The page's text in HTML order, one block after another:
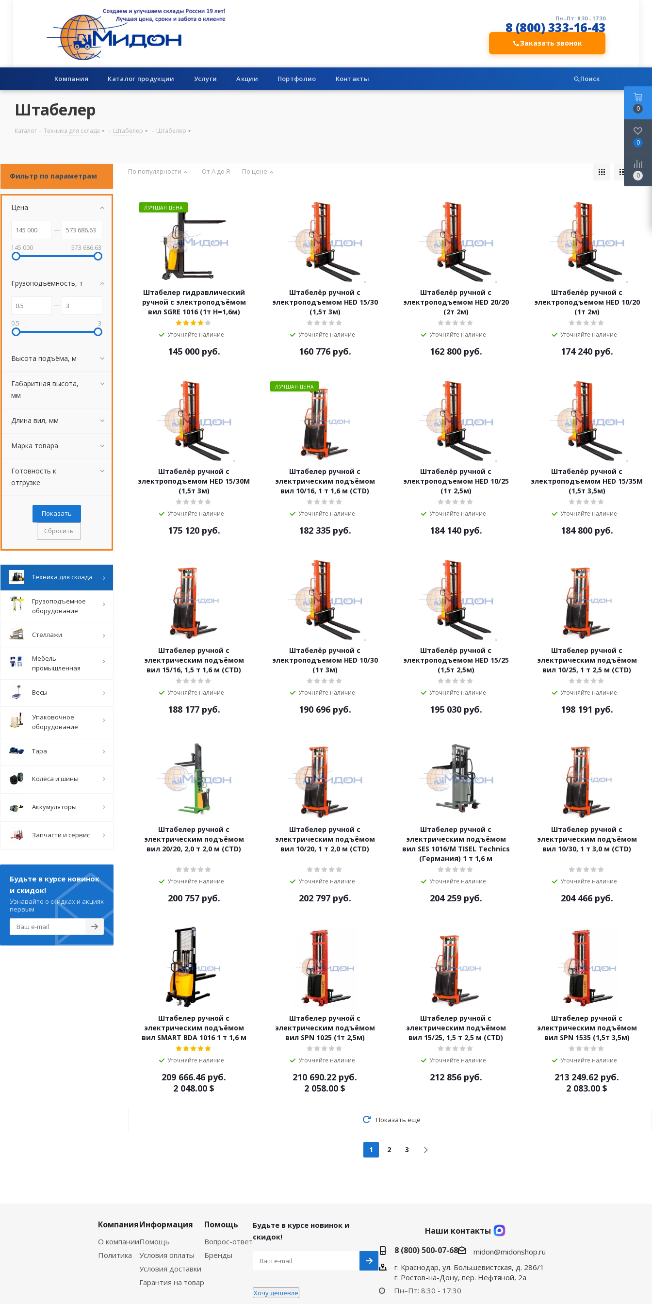
Пн–Пт: 8:30 - 17:30
8 (800) 333-16-43
Заказать звонок
Компания Каталог продукции Услуги Акции Портфолио Контакты Поиск
Штабелер
Каталог - Техника для склада - Штабелер - Штабелер
По популярности От А до Я По цене
ЛУЧШАЯ ЦЕНА
Штабелер гидравлический
ручной c электроподъёмом
вил SGRE 1016 (1т Н=1,6м)
Уточняйте наличие
145 000руб.
Штабелёр ручной с
электроподъемом HED 15/30
(1,5т 3м)
Уточняйте наличие
160 776руб.
Штабелёр ручной с
электроподъемом HED 20/20
(2т 2м)
Уточняйте наличие
162 800руб.
Штабелёр ручной с
электроподъемом HED 10/20
(1т 2м)
Уточняйте наличие
174 240руб.
Штабелёр ручной с
электроподъемом HED 15/30M
(1,5т 3м)
Уточняйте наличие
175 120руб.
ЛУЧШАЯ ЦЕНА
Штабелер ручной с
электрическим подъёмом
вил 10/16, 1 т 1,6 м (CTD)
Уточняйте наличие
182 335руб.
Штабелёр ручной с
электроподъемом HED 10/25
(1т 2,5м)
Уточняйте наличие
184 140руб.
Штабелёр ручной с
электроподъемом HED 15/35M
(1,5т 3,5м)
Уточняйте наличие
184 800руб.
Штабелер ручной с
электрическим подъёмом
вил 15/16, 1,5 т 1,6 м (CTD)
Уточняйте наличие
188 177руб.
Штабелёр ручной с
электроподъемом HED 10/30
(1т 3м)
Уточняйте наличие
190 696руб.
Штабелёр ручной с
электроподъемом HED 15/25
(1,5т 2,5м)
Уточняйте наличие
195 030руб.
Штабелер ручной с
электрическим подъёмом
вил 10/25, 1 т 2,5 м (CTD)
Уточняйте наличие
198 191 руб.
Штабелер ручной с
электрическим подъёмом
вил 20/20, 2,0 т 2,0 м (CTD)
Уточняйте наличие
200 757руб.
Штабелер ручной с
электрическим подъёмом
вил 10/20, 1 т 2,0 м (CTD)
Уточняйте наличие
202 797руб.
Штабелер ручной с
электрическим подъёмом
вил SES 1016/M TISEL Technics
(Германия) 1 т 1,6 м
Уточняйте наличие
204 259руб.
Штабелер ручной с
электрическим подъёмом
вил 10/30, 1 т 3,0 м (CTD)
Уточняйте наличие
204 466руб.
Штабелер ручной с
электрическим подъёмом
вил SMART BDA 1016 1 т 1,6 м
Уточняйте наличие
209 666.46 руб.
2 048.00 $
Штабелер ручной с
электрическим подъёмом
вил SPN 1025 (1т 2,5м)
Уточняйте наличие
210 690.22 руб.
2 058.00 $
Штабелер ручной с
электрическим подъёмом
вил 15/25, 1,5 т 2,5 м (CTD)
Уточняйте наличие
212 856руб.
Штабелер ручной с
электрическим подъёмом
вил SPN 1535 (1,5т 3,5м)
Уточняйте наличие
213 249.62 руб.
2 083.00 $
Показать еще
1 2 3
Фильтр по параметрам
Цена
145 000 573 686.63
Грузоподъёмность, т
0.5 3
Высота подъёма, м
Габаритная высота,
мм
Длина вил, мм
Марка товара
Готовность к
отгрузке
Сбросить
Техника для склада
Грузоподъемное
оборудование
Стеллажи
Мебель
промышленная
Весы
Упаковочное
оборудование
Тара
Колёса и шины
Аккумуляторы
Запчасти и сервис
Будьте в курсе новинок
и скидок!
Узнавайте о скидках и акциях
первым
Компания
О компании
Политика
Информация
Помощь
Условия оплаты
Условия доставки
Гарантия на товар
Помощь
Вопрос-ответ
Бренды
Будьте в курсе новинок и
скидок!
Хочу дешевле
Наши контакты
8 (800) 500-07-68
midon@midonshop.ru
г. Краснодар, ул. Большевистская, д. 286/1
г. Ростов-на-Дону, пер. Нефтяной, 2а
Пн–Пт: 8:30 - 17:30
0
0
0